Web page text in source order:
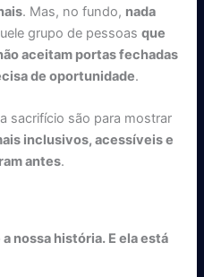
. Mas, no fundo, nada
grupo de pessoasque
aceitam portas fechadas
de oportunidade.
sacrifício são para mostrar
inclusivos, acessíveis e
antes.
a nossa história. E ela está